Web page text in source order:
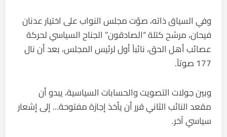
وفي السياق ذاته، صوّت مجلس النواب على اختيار عدنان
فيحان، مرشح كتلة “الصادقون” الجناح السياسي لحركة
عصائب أهل الحق، نائباً أول لرئيس المجلس، بعد أن نال
177 صوتاً.
وبين جولات التصويت والحسابات السياسية، يبدو أن
مقعد النائب الثاني قرر أن يأخذ إجازة مفتوحة… إلى إشعار
سياسي آخر.